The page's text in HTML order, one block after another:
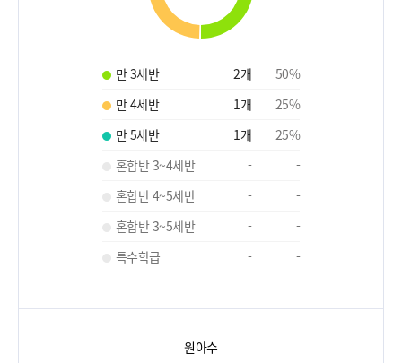
만 3세반 2개 50%
만 4세반
1개 25%
만 5세반
1개 25%
혼합반 3~4세반
-
-
혼합반 4~5세반
-
-
혼합반 3~5세반
-
-
특수학급
- -
원아수